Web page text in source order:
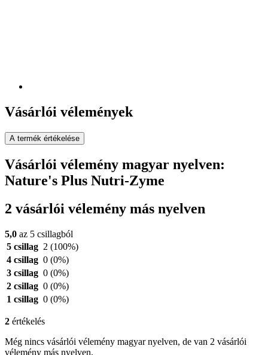
Vásárlói vélemények
A termék értékelése
Vásárlói vélemény magyar nyelven:
Nature's Plus Nutri-Zyme
2 vásárlói vélemény más nyelven
5,0 az 5 csillagból
5 csillag 2 (100%)
4 csillag 0 (0%)
3 csillag 0 (0%)
2 csillag 0 (0%)
1 csillag 0 (0%)
2 értékelés
Még nincs vásárlói vélemény magyar nyelven, de van 2 vásárlói
vélemény más nyelven.